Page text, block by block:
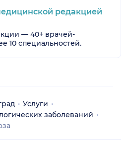
редакцией
— 40+ врачей-
10 специальностей.
Услуги
заболеваний